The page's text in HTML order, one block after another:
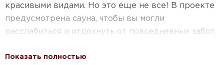
красивыми видами. Но это еще не все! В проекте
предусмотрена сауна, чтобы вы могли
расслабиться и отдохнуть от повседневных забот.
позволяет создать пространство, где каждый член
Показать полностью